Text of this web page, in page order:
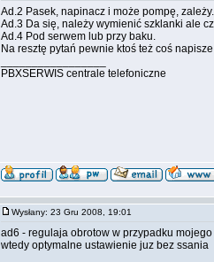
Ad.2 Pasek, napinacz i może pompę, zależy.
Ad.3 Da się, należy wymienić szklanki ale
Ad.4 Pod serwem lub przy baku.
Na resztę pytań pewnie ktoś też coś
PBXSERWIS centrale telefoniczne
Wysłany: 23 Gru 2008, 19:01
ad6 - regulaja obrotow w przypadku
wtedy optymalne ustawienie juz bez ssania